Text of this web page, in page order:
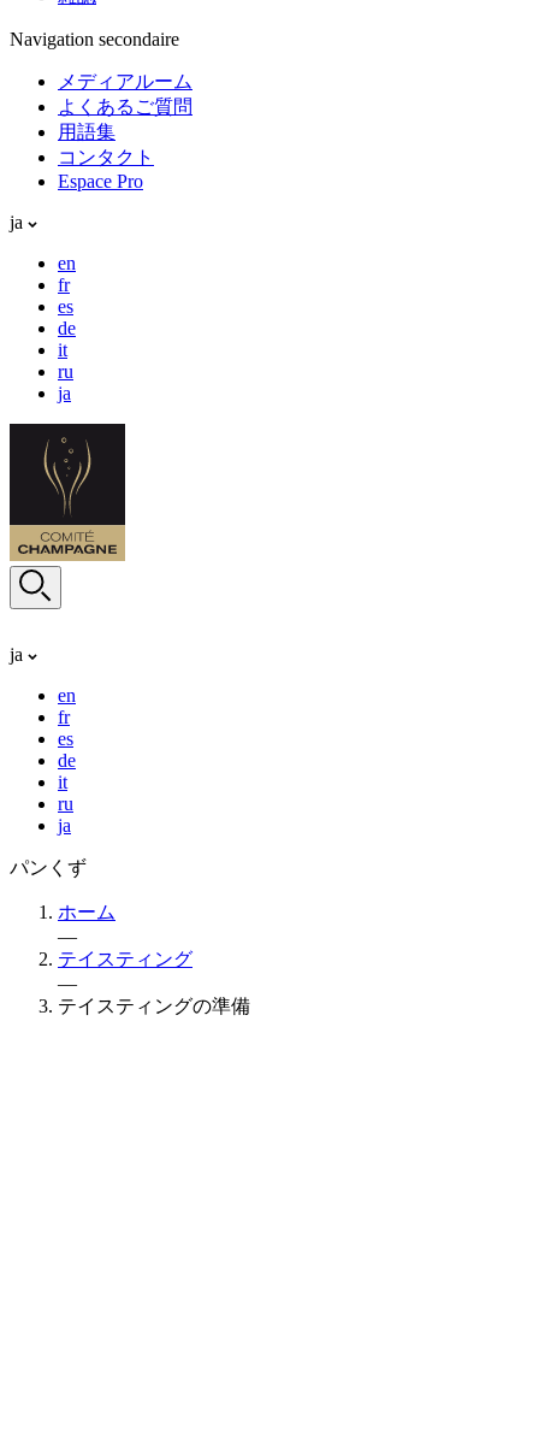
Navigation secondaire
メディアルーム
よくあるご質問
用語集
コンタクト
Espace Pro
ja
en
fr
es
de
it
ru
ja
ja
en
fr
es
de
it
ru
ja
パンくず
ホーム
—
テイスティング
—
テイスティングの準備